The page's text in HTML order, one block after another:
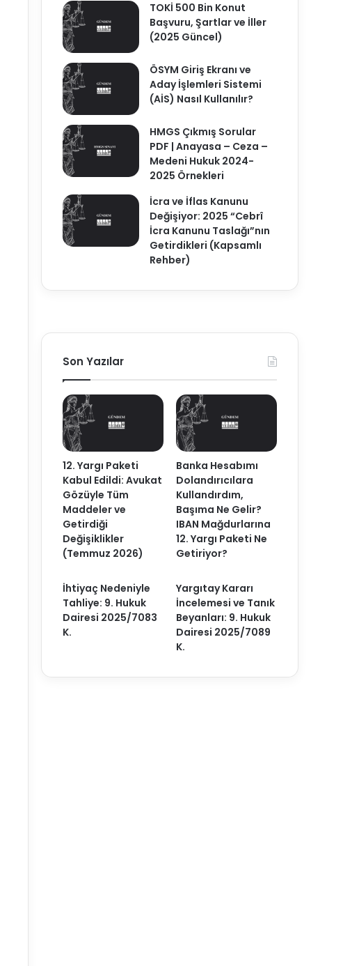
TOKİ 500 Bin Konut
Başvuru, Şartlar ve İller
(2025 Güncel)
ÖSYM Giriş Ekranı ve
Aday İşlemleri Sistemi
(AİS) Nasıl Kullanılır?
HMGS Çıkmış Sorular
PDF | Anayasa – Ceza –
Medeni Hukuk 2024-
2025 Örnekleri
İcra ve İflas Kanunu
Değişiyor: 2025 “Cebrî
İcra Kanunu Taslağı”nın
Getirdikleri (Kapsamlı
Rehber)
Son Yazılar
12. Yargı Paketi
Kabul Edildi: Avukat
Gözüyle Tüm
Maddeler ve
Getirdiği
Değişiklikler
(Temmuz 2026)
Banka Hesabımı
Dolandırıcılara
Kullandırdım,
Başıma Ne Gelir?
IBAN Mağdurlarına
12. Yargı Paketi Ne
Getiriyor?
İhtiyaç Nedeniyle
Tahliye: 9. Hukuk
Dairesi 2025/7083
K.
Yargıtay Kararı
İncelemesi ve Tanık
Beyanları: 9. Hukuk
Dairesi 2025/7089
K.